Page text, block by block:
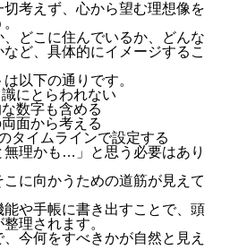
考えず、心から望む理想像を
どこに住んでいるか、どんな
ど、具体的にイメージするこ
以下の通りです。
にとらわれない
数字も含める
面から考える
タイムラインで設定する
無理かも…」と思う必要はあり
に向かうための道筋が見えて
や手帳に書き出すことで、頭
理されます。
今何をすべきかが自然と見え
仕事のポイント
かり立てる
プを目指す
戦をする
挑戦する
ためのやるべきこと